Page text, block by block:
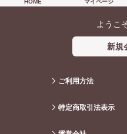
HOME マイページ
ようこ
新規
ご利用方法
特定商取引法表示